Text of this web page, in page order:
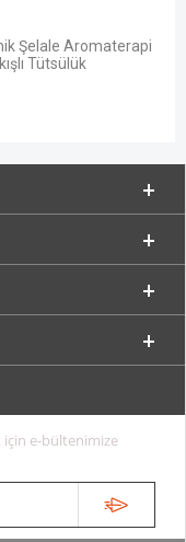
Şelale Aromaterapi
Tütsülük
e-bültenimize